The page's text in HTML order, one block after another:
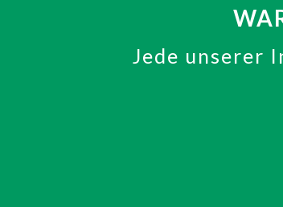
Jede unserer